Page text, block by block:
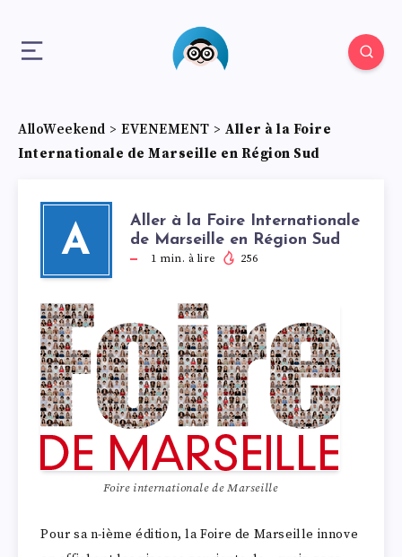
AlloWeekend > EVENEMENT > Aller à la Foire
Internationale de Marseille en Région Sud
A
Aller à la Foire Internationale
de Marseille en Région Sud
1 min. à lire 256
Foire internationale de Marseille
Pour sa n-ième édition, la Foire de Marseille innove